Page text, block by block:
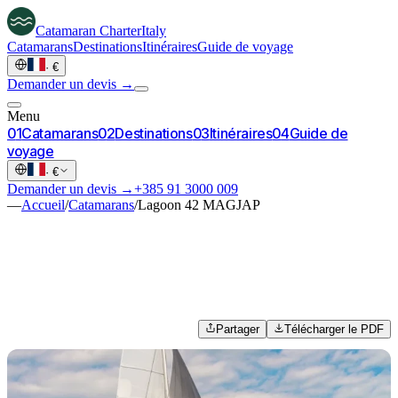
Catamaran CharterItaly
CatamaransDestinationsItinérairesGuide de voyage
· €
Demander un devis →
Menu
01Catamarans02Destinations03Itinéraires04Guide de
voyage
· €
Demander un devis →+385 91 3000 009
—Accueil/Catamarans/Lagoon 42 MAGJAP
Partager Télécharger le PDF